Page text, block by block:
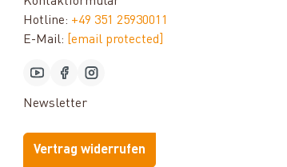
Hotline: +49 351 25930011
E-Mail:
[email protected]
Newsletter
Vertrag widerrufen